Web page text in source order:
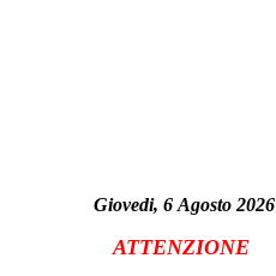
Giovedi, 6 Agosto 2026
ATTENZIONE